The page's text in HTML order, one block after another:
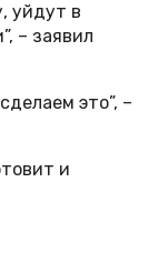
уйдут в
– заявил
это”, –
и